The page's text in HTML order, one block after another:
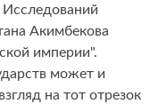
Исследований
Акимбекова
империи".
может и
на тот отрезок